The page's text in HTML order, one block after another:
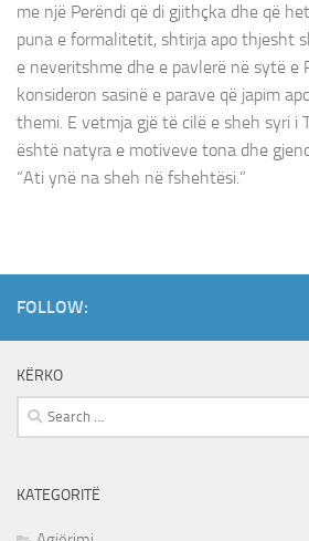
me një Perëndi që di gjithçka dhe që
puna e formalitetit, shtirja apo thjesht
e neveritshme dhe e pavlerë në sytë e
konsideron sasinë e parave që japim
themi. E vetmja gjë të cilë e sheh syri i
është natyra e motiveve tona dhe
“Ati ynë na sheh në fshehtësi.”
FOLLOW:
KËRKO
Search
for:
KATEGORITË